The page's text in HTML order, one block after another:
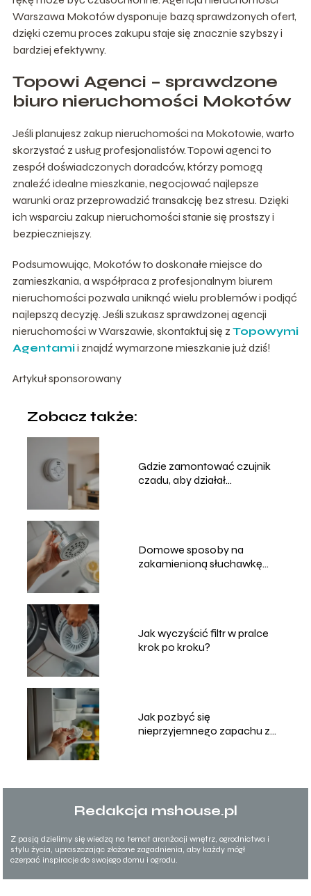
Warszawa Mokotów dysponuje bazą sprawdzonych ofert,
dzięki czemu proces zakupu staje się znacznie szybszy i
bardziej efektywny.
Topowi Agenci – sprawdzone
biuro nieruchomości Mokotów
Jeśli planujesz zakup nieruchomości na Mokotowie, warto
skorzystać z usług profesjonalistów. Topowi agenci to
zespół doświadczonych doradców, którzy pomogą
znaleźć idealne mieszkanie, negocjować najlepsze
warunki oraz przeprowadzić transakcję bez stresu. Dzięki
ich wsparciu zakup nieruchomości stanie się prostszy i
bezpieczniejszy.
Podsumowując, Mokotów to doskonałe miejsce do
zamieszkania, a współpraca z profesjonalnym biurem
nieruchomości pozwala uniknąć wielu problemów i podjąć
najlepszą decyzję. Jeśli szukasz sprawdzonej agencji
nieruchomości w Warszawie, skontaktuj się z Topowymi
Agentamii znajdź wymarzone mieszkanie już dziś!
Artykuł sponsorowany
Zobacz także:
Gdzie zamontować czujnik
czadu, aby działał
Domowe sposoby na
zakamienioną słuchawkę
Jak wyczyścić filtr w pralce
krok po kroku?
Jak pozbyć się
nieprzyjemnego zapachu z
Redakcja mshouse.pl
Z pasją dzielimy się wiedzą na temat aranżacji wnętrz, ogrodnictwa i
stylu życia, upraszczając złożone zagadnienia, aby każdy mógł
czerpać inspiracje do swojego domu i ogrodu.